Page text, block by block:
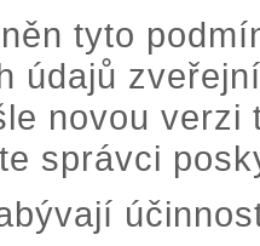
tyto
údajů
novou
správci